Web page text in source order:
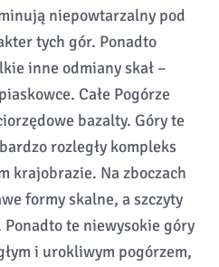
niepowtarzalny pod
tych gór. Ponadto
inne odmiany skał –
Całe Pogórze
bazalty. Góry te
rozległy kompleks
krajobrazie. Na zboczach
formy skalne, a szczyty
te niewysokie góry
i urokliwym pogórzem,